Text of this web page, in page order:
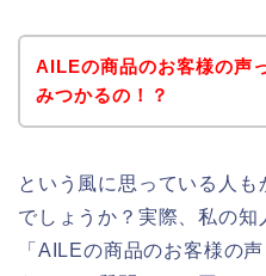
AILEの商品のお客様の声
みつかるの！？
という風に思っている人
でしょうか？実際、私の知
「AILEの商品のお客様の